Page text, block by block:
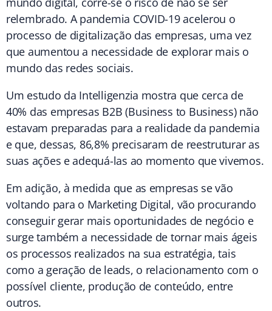
relembrado. A pandemia COVID-19 acelerou o
processo de digitalização das empresas, uma vez
que aumentou a necessidade de explorar mais o
mundo das redes sociais.
Um estudo da Intelligenzia mostra que cerca de
40% das empresas B2B (Business to Business) não
estavam preparadas para a realidade da pandemia
e que, dessas, 86,8% precisaram de reestruturar as
suas ações e adequá-las ao momento que vivemos.
Em adição, à medida que as empresas se vão
voltando para o Marketing Digital, vão procurando
conseguir gerar mais oportunidades de negócio e
surge também a necessidade de tornar mais ágeis
os processos realizados na sua estratégia, tais
como a geração de leads, o relacionamento com o
possível cliente, produção de conteúdo, entre
outros.